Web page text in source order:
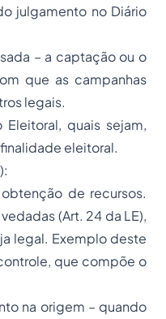
julgamento no Diário
– a captação ou o
que as campanhas
legais.
quais sejam,
eleitoral.
de recursos.
(Art. 24 da LE),
legal. Exemplo deste
que compõe o
na origem – quando